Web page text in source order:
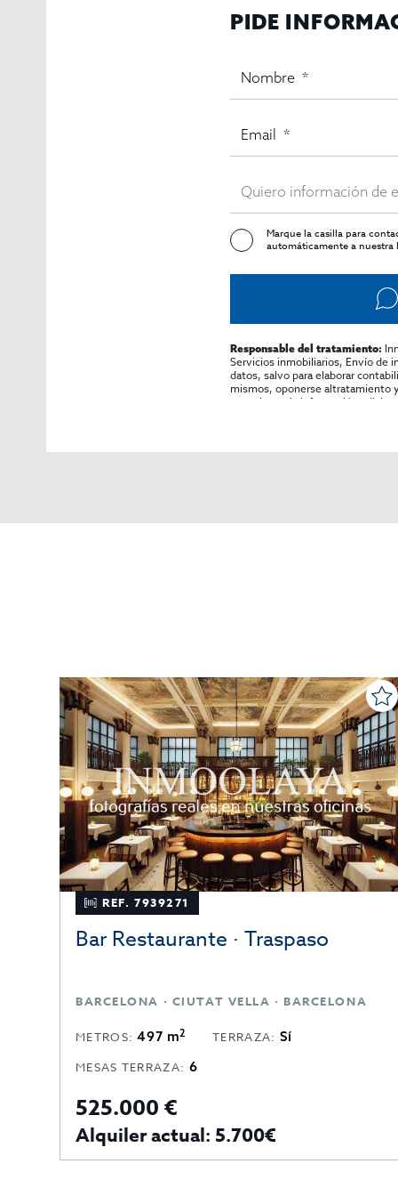
PIDE
Marque la casilla para
automáticamente a
Responsable del tratamiento:
Servicios inmobiliarios, Envío de
datos, salvo para elaborar
mismos, oponerse altratamiento
consultarse la información
REF. 7939271
Bar Restaurante · Traspaso
BARCELONA · CIUTAT VELLA · BARCELONA
METROS:497 m2 TERRAZA: Sí
MESAS TERRAZA: 6
525.000 €
Alquiler actual: 5.700€